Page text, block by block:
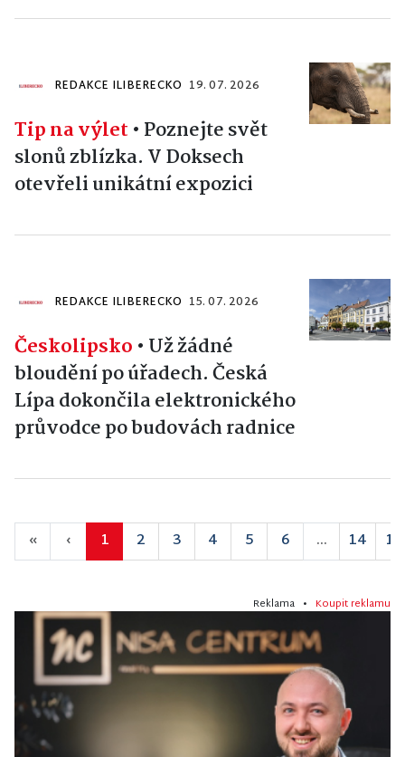
REDAKCE ILIBERECKO 19. 07. 2026
Tip na výlet • Poznejte svět
slonů zblízka. V Doksech
otevřeli unikátní expozici
REDAKCE ILIBERECKO 15. 07. 2026
Českolipsko • Už žádné
bloudění po úřadech. Česká
Lípa dokončila elektronického
průvodce po budovách radnice
« ‹ 1 2 3 4 5 6 ... 14 15
Reklama • Koupit reklamu